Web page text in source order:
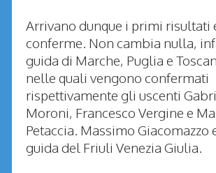
Arrivano dunque i primi risultati
conferme. Non cambia nulla,
guida di Marche, Puglia e
nelle quali vengono confermati
rispettivamente gli uscenti
Moroni, Francesco Vergine e
Petaccia. Massimo Giacomazzo
guida del Friuli Venezia Giulia.